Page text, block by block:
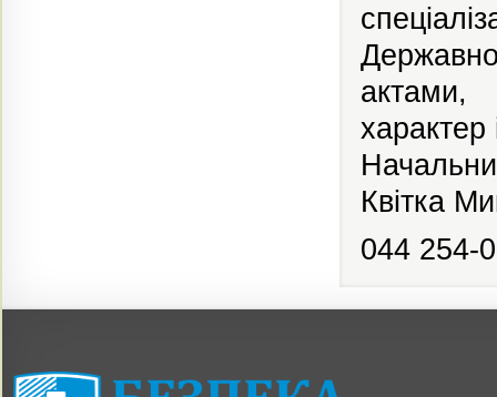
актами,
Квітка
044 254-